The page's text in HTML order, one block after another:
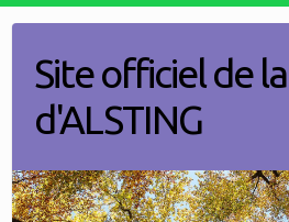
contentSite officiel de
d'ALSTING